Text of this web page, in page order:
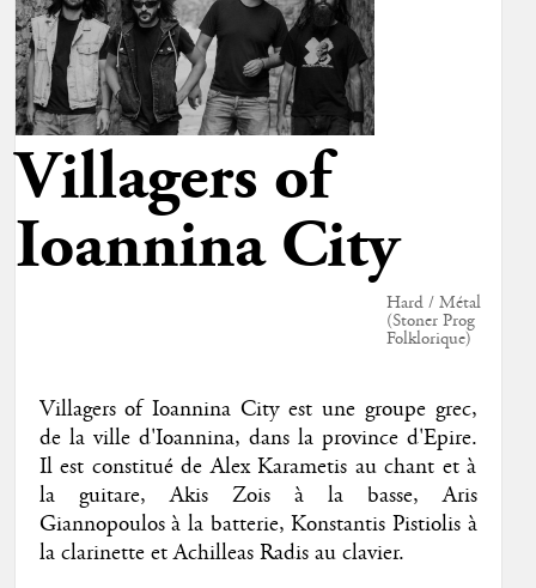
Villagers of
Ioannina City
Hard / Métal
(Stoner Prog
Folklorique)
Villagers of Ioannina City est une groupe grec,
de la ville d'Ioannina, dans la province d'Epire.
Il est constitué de Alex Karametis au chant et à
la guitare, Akis Zois à la basse, Aris
Giannopoulos à la batterie, Konstantis Pistiolis à
la clarinette et Achilleas Radis au clavier.